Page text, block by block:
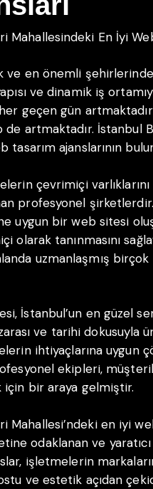
En İyi
ve en önemli
ve dinamik iş
geçen gün
de artmaktadır. İstanbul
tasarım ajanslarının
çevrimiçi
profesyonel
uygun bir web sitesi
olarak tanınmasını
uzmanlaşmış birçok
İstanbul’un en güzel
ve tarihi dokusuyla
ihtiyaçlarına uygun
ekipleri,
bir araya gelmiştir.
Mahallesi’ndeki en iyi
odaklanan ve
işletmelerin
ve estetik açıdan